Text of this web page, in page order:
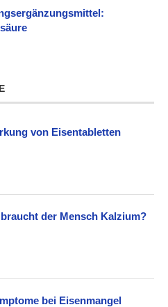
von Eisentabletten
der Mensch Kalzium?
bei Eisenmangel